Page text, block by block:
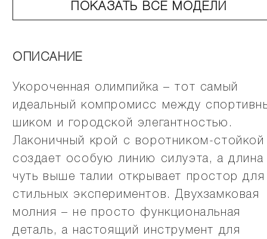
ПОКАЗАТЬ ВСЕ МОДЕЛИ
ОПИСАНИЕ
Укороченная олимпийка – тот самый
идеальный компромисс между
шиком и городской элегантностью.
Лаконичный крой с воротником-стойкой
создает особую линию силуэта, а длина
чуть выше талии открывает простор для
стильных экспериментов. Двухзамковая
молния – не просто функциональная
деталь, а настоящий инструмент для